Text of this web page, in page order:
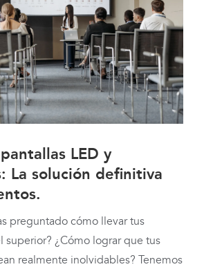
LED y
La solución definitiva
preguntado cómo llevar tus
superior? ¿Cómo lograr que tus
realmente inolvidables? Tenemos